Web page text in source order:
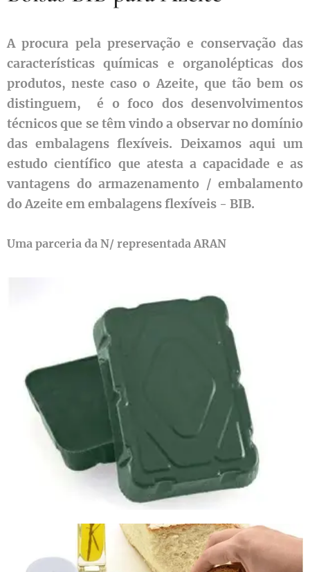
A procura pela preservação e conservação das
características químicas e organolépticas dos
produtos, neste caso o Azeite, que tão bem os
distinguem, é o foco dos desenvolvimentos
técnicos que se têm vindo a observar no domínio
das embalagens flexíveis. Deixamos aqui um
estudo científico que atesta a capacidade e as
vantagens do armazenamento / embalamento
do Azeite em embalagens flexíveis - BIB.
Uma parceria da N/ representada ARAN